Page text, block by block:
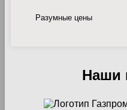
Разумные цены
Наши